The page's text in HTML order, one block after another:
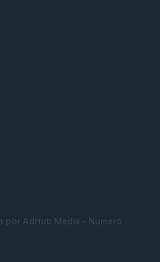
por AdHub Media - Numero